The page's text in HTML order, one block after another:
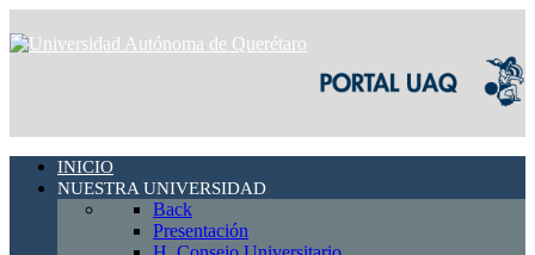
INICIO
NUESTRA UNIVERSIDAD
Back
Presentación